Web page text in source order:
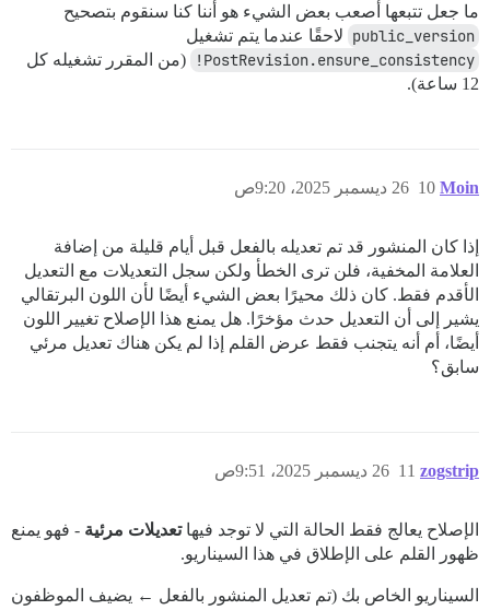
ما جعل تتبعها أصعب بعض الشيء هو أننا كنا سنقوم بتصحيح
public_version لاحقًا عندما يتم تشغيل
PostRevision.ensure_consistency!
(من المقرر تشغيله كل
12 ساعة).
Moin 26 ديسمبر 2025، 9:20ص 10
إذا كان المنشور قد تم تعديله بالفعل قبل أيام قليلة من إضافة
العلامة المخفية، فلن ترى الخطأ ولكن سجل التعديلات مع التعديل
الأقدم فقط. كان ذلك محيرًا بعض الشيء أيضًا لأن اللون البرتقالي
يشير إلى أن التعديل حدث مؤخرًا. هل يمنع هذا الإصلاح تغيير اللون
أيضًا، أم أنه يتجنب فقط عرض القلم إذا لم يكن هناك تعديل مرئي
سابق؟
zogstrip 26 ديسمبر 2025، 9:51ص 11
الإصلاح يعالج فقط الحالة التي لا توجد فيهاتعديلات مرئية - فهو يمنع
ظهور القلم على الإطلاق في هذا السيناريو.
السيناريو الخاص بك (تم تعديل المنشور بالفعل ← يضيف الموظفون